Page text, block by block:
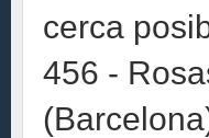
cerca
456 -